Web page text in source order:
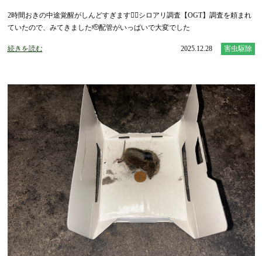
2時間おきの中途覚醒がしんどすぎます😵‍💫シロアリ調査【OGT】調査を頼まれ
ていたので、みてきました🫡配管がいっぱいで大変でした
続きを読む 2025.12.28 害虫駆除